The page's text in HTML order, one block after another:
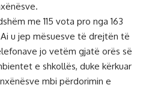
me 115 vota pro nga 163
u jep mësuesve të drejtën të
jo vetëm gjatë orës së
e shkollës, duke kërkuar
mbi përdorimin e